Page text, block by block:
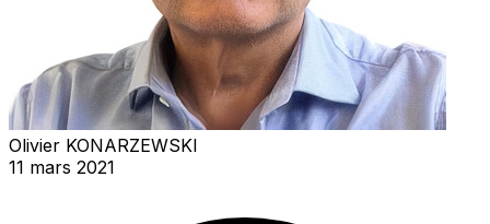
Olivier KONARZEWSKI
11 mars 2021